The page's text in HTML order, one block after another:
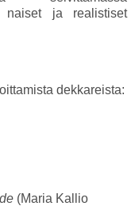
naiset ja realistiset
dekkareista:
(Maria Kallio